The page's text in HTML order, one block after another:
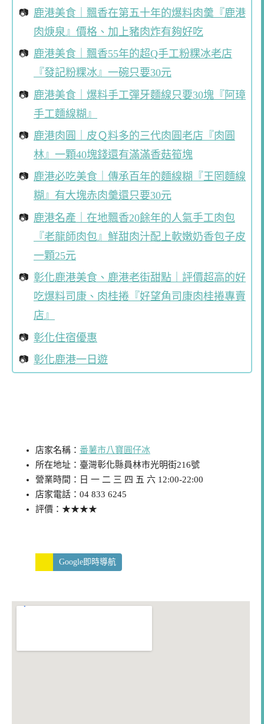
鹿港美食｜飄香在第五十年的爆料肉羹『鹿港
肉焿泉』價格、加上豬肉炸有夠好吃
鹿港美食｜飄香55年的超Q手工粉粿冰老店
『發記粉粿冰』一碗只要30元
鹿港美食｜爆料手工彈牙麵線只要30塊『阿璋
手工麵線糊』
鹿港肉圓｜皮Ｑ料多的三代肉圓老店『肉圓
林』一顆40塊錢還有滿滿香菇筍塊
鹿港必吃美食｜傳承百年的麵線糊『王罔麵線
糊』有大塊赤肉羹還只要30元
鹿港名產｜在地飄香20餘年的人氣手工肉包
『老龍師肉包』鮮甜肉汁配上軟嫩奶香包子皮
一顆25元
彰化鹿港美食、鹿港老街甜點｜評價超高的好
吃爆料司康、肉桂捲『好望角司康肉桂捲專賣
店』
彰化住宿優惠
彰化鹿港一日遊
店家名稱： 番薯市八寶圓仔冰
所在地址：臺灣彰化縣員林市光明街216號
營業時間：日 一 二 三 四 五 六 12:00-22:00
店家電話：04 833 6245
評價：★★★★
Google即時導航